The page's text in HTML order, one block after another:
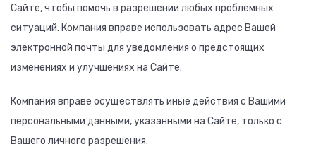
Сайте, чтобы помочь в разрешении любых проблемных
ситуаций. Компания вправе использовать адрес Вашей
электронной почты для уведомления о предстоящих
изменениях и улучшениях на Сайте.
Компания вправе осуществлять иные действия с Вашими
персональными данными, указанными на Сайте, только с
Вашего личного разрешения.